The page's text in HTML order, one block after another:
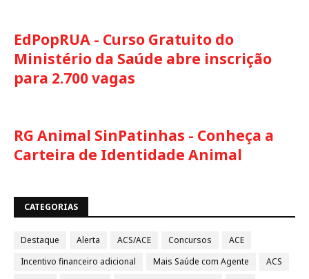
EdPopRUA - Curso Gratuito do
Ministério da Saúde abre inscrição
para 2.700 vagas
RG Animal SinPatinhas - Conheça a
Carteira de Identidade Animal
CATEGORIAS
Destaque Alerta ACS/ACE Concursos
ACE
Incentivo financeiro adicional
Mais Saúde com Agente
ACS